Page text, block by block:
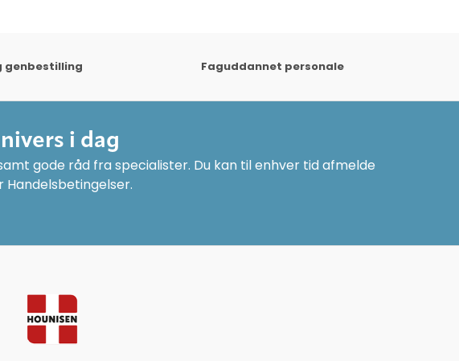
genbestilling Faguddannet personale
i dag
gode råd fra specialister. Du kan til enhver tid afmelde